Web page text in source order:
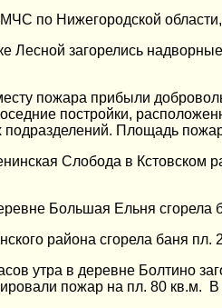
по Нижегородской области,
Лесной загорелись
пожара прибыли
постройки,
Площадь
Слобода в Кстовском
Большая Ельня сгорела
района сгорела баня пл.
утра в деревне Болтино
пожар на пл. 80 кв.м. В